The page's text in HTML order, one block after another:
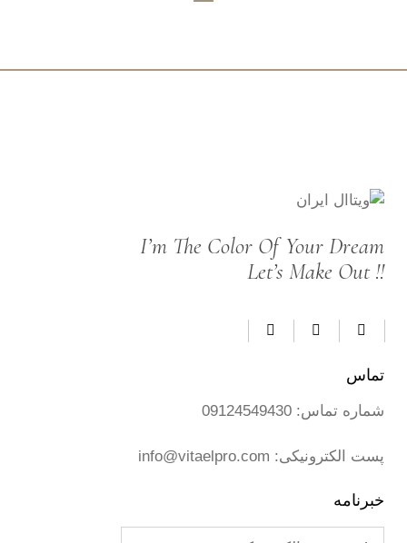
I’m The Color Of Your Dream
Let’s Make Out !!
تماس
شماره تماس: 09124549430
پست الکترونیکی: info@vitaelpro.com
خبرنامه